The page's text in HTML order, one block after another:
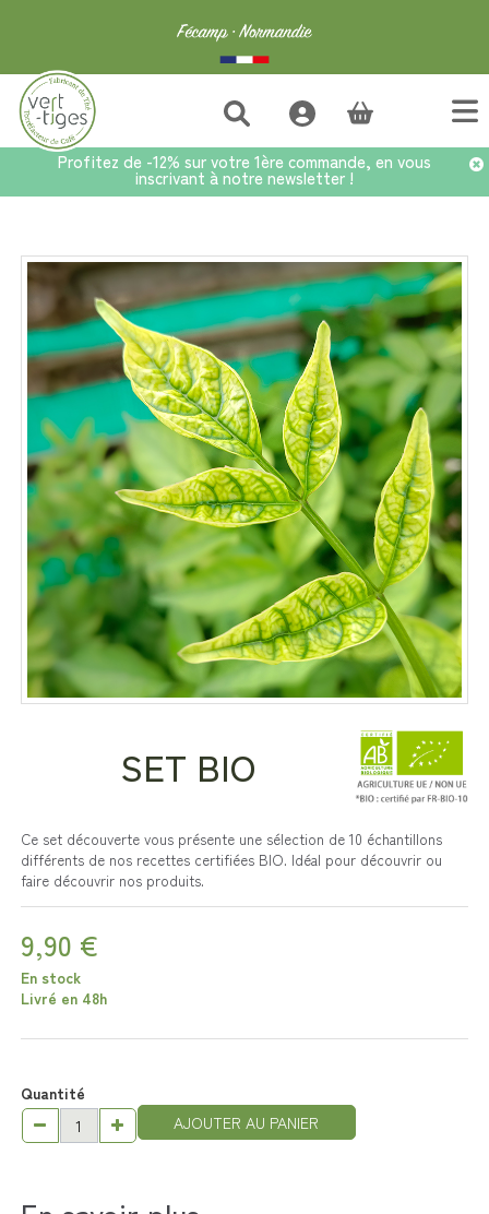
Profitez de -12% sur votre 1ère commande, en vous
inscrivant à notre newsletter !
Bons plans > Sets découvertes > Set BIO
SET BIO
Ce set découverte vous présente une sélection de 10 échantillons
différents de nos recettes certifiées BIO. Idéal pour découvrir ou
faire découvrir nos produits.
9,90 €
En stock
Livré en 48h
Quantité
AJOUTER AU PANIER